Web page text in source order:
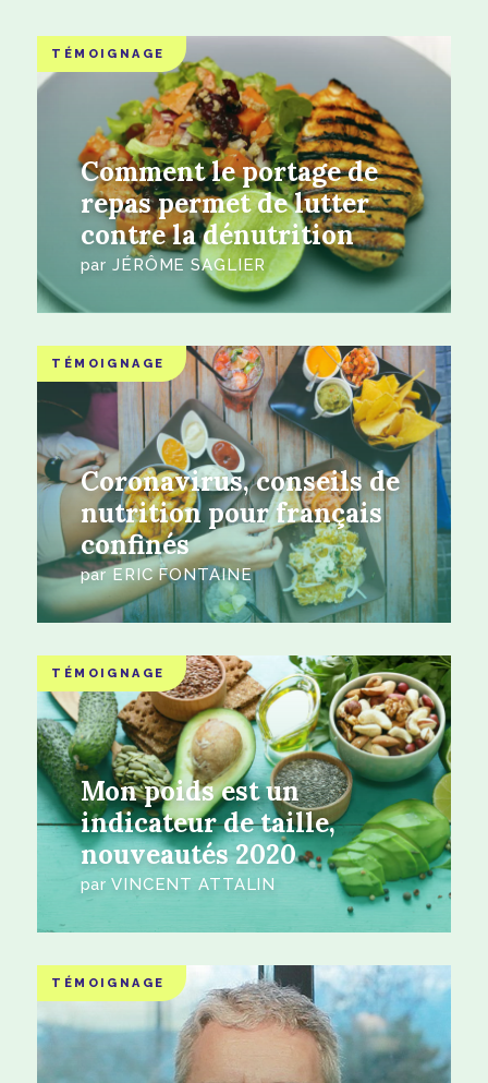
TÉMOIGNAGE
Comment le portage de
repas permet de lutter
contre la dénutrition
par JÉRÔME SAGLIER
TÉMOIGNAGE
Coronavirus, conseils de
nutrition pour français
confinés
parERIC FONTAINE
TÉMOIGNAGE
Mon poids est un
indicateur de taille,
nouveautés 2020
par VINCENT ATTALIN
TÉMOIGNAGE